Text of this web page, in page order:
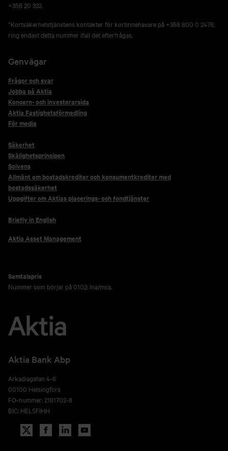
+358 20 333
*Kortsäkerhetstjänstens kontakter för kortinnehavare på +358 800 0 2476,
ring endast detta nummer ifall det efterfrågas.
Genvägar
Frågor och svar
Jobba på Aktia
Koncern- och investerarsida
Aktia Fastighetsförmedling
För media
Säkerhet
Skälighetsprincipen
Solvens
Allmänt om bostadskrediter och konsumentkrediter med
bostadssäkerhet
Uppgifter om Aktias placerings- och fondtjänster
Briefly in English
Aktia Asset Management
Samtalspris
Nummer som börjar på 0102: lna/msa.
Aktia Bank Abp
Arkadiagatan 4-6
00100 Helsingfors
FO-nummer: 2181702-8
BIC: HELSFIHH